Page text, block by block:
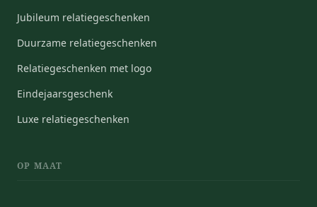
Jubileum relatiegeschenken
Duurzame relatiegeschenken
Relatiegeschenken met logo
Eindejaarsgeschenk
Luxe relatiegeschenken
OP MAAT